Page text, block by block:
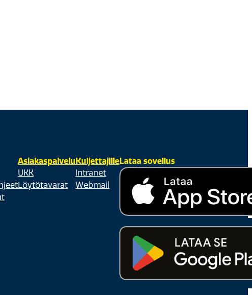
Asiakaspalvelu
UKK
Löytötavarat
Kuljettajille
Intranet
Webmail
Lataa sovellus